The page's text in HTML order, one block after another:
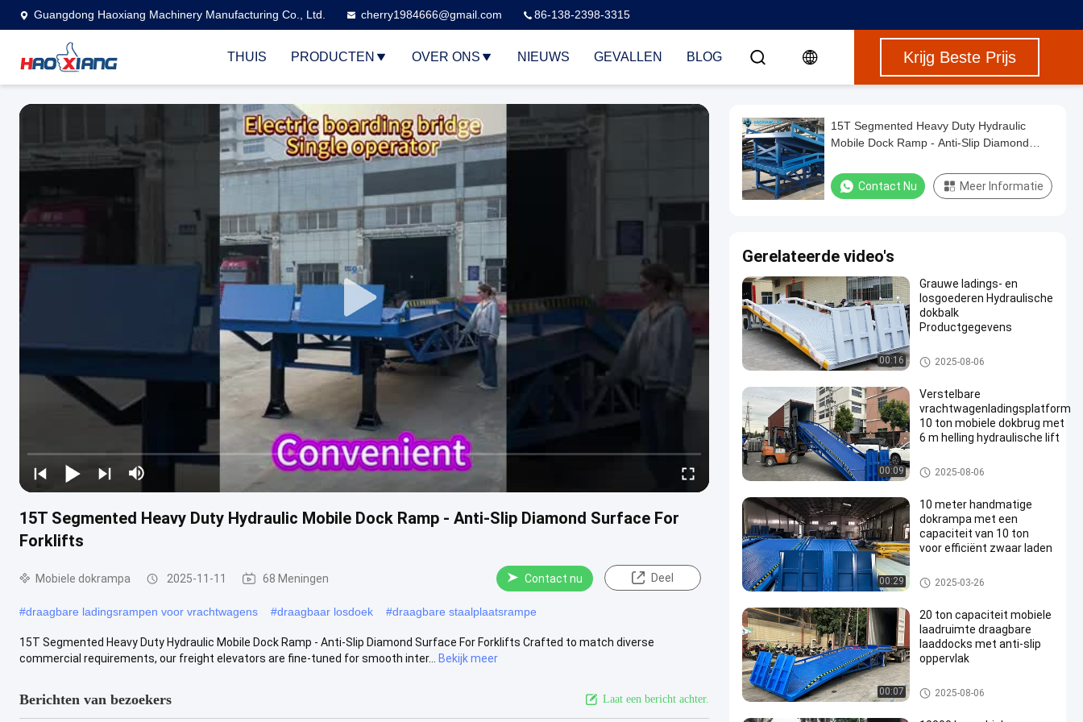
Guangdong Haoxiang Machinery Manufacturing Co., Ltd. cherry1984666@gmail.com 86-138-2398-3315
THUIS PRODUCTEN OVER ONS NIEUWS GEVALLEN BLOG Krijg Beste Prijs
15T Segmented Heavy Duty Hydraulic Mobile Dock Ramp - Anti-Slip Diamond Surface For
Forklifts
Mobiele dokrampa 2025-11-11 68 Meningen Contact nu Deel
#draagbare ladingsrampen voor vrachtwagens #draagbaar losdoek #draagbare staalplaatsrampe
15T Segmented Heavy Duty Hydraulic Mobile Dock Ramp - Anti-Slip Diamond Surface For Forklifts Crafted to match diverse
commercial requirements, our freight elevators are fine-tuned for smooth inter...
Bekijk meer
Berichten van bezoekers Laat een bericht achter.
15T Segmented Heavy Duty Hydraulic
Mobile Dock Ramp - Anti-Slip Diamond
Contact Nu Meer Informatie
Gerelateerde video's
00:16
Grauwe ladings- en
losgoederen Hydraulische
dokbalk
Productgegevens
Draagbare dokrampa
2025-08-06
00:09
Verstelbare
vrachtwagenladingsplatform
10 ton mobiele dokbrug met
6 m helling hydraulische lift
Hydraulische dokrampa
2025-08-06
00:29
10 meter handmatige
dokrampa met een
capaciteit van 10 ton
voor efficiënt zwaar laden
Mobiele dokrampa
2025-03-26
00:07
20 ton capaciteit mobiele
laadruimte draagbare
laaddocks met anti-slip
oppervlak
Mobiele dokrampa
2025-08-06